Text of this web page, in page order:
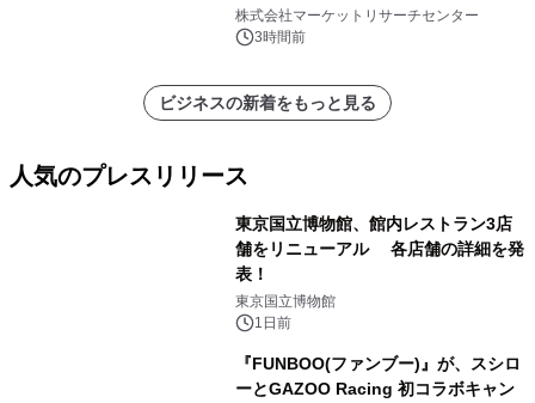
ケット、純チタン製ブラケット）・分
析レポートを発表
株式会社マーケットリサーチセンター
3時間前
ビジネスの新着をもっと見る
人気のプレスリリース
東京国立博物館、館内レストラン3店
舗をリニューアル 各店舗の詳細を発
表！
東京国立博物館
1日前
『FUNBOO(ファンブー)』が、スシロ
ーとGAZOO Racing 初コラボキャン